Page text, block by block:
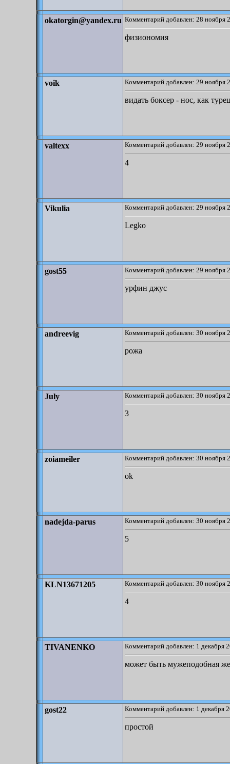
okatorgin@yandex.ru Комментарий добавлен: 28 ноября
физиономия
voik Комментарий добавлен: 29 ноября
видать боксер - нос, как
valtexx Комментарий добавлен: 29 ноября
4
Vikulia Комментарий добавлен: 29 ноября
Legko
gost55 Комментарий добавлен: 29 ноября
урфин джус
andreevig Комментарий добавлен: 30 ноября
рожа
July Комментарий добавлен: 30 ноября
3
zoiameiler Комментарий добавлен: 30 ноября
ok
nadejda-parus Комментарий добавлен: 30 ноября
5
KLN13671205 Комментарий добавлен: 30 ноября
4
TIVANENKO Комментарий добавлен: 1 декабря
может быть мужеподобная
gost22 Комментарий добавлен: 1 декабря
простой